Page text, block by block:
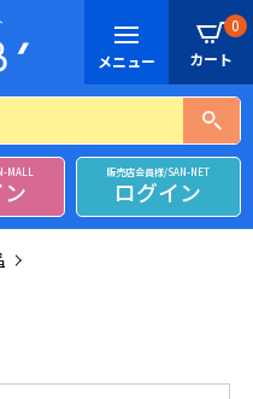
0
MALL 販売店会員様/SAN-NET
ログイン